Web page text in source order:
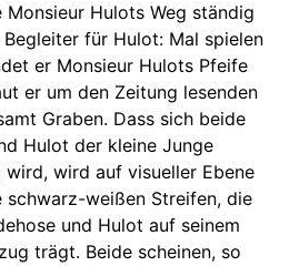
Monsieur Hulots Weg ständig
für Hulot: Mal spielen
er Monsieur Hulots Pfeife
er um den Zeitung lesenden
Graben. Dass sich beide
Hulot der kleine Junge
wird auf visueller Ebene
weißen Streifen, die
und Hulot auf seinem
trägt. Beide scheinen, so